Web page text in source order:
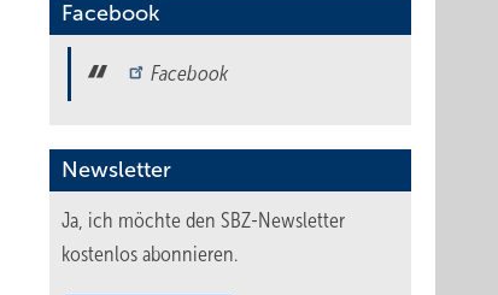
Facebook
Facebook
Newsletter
Ja, ich möchte den SBZ-Newsletter
kostenlos abonnieren.